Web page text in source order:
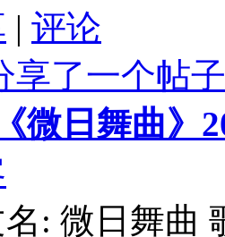
| 评论
享了一个帖子
微日舞曲》
: 微日舞曲